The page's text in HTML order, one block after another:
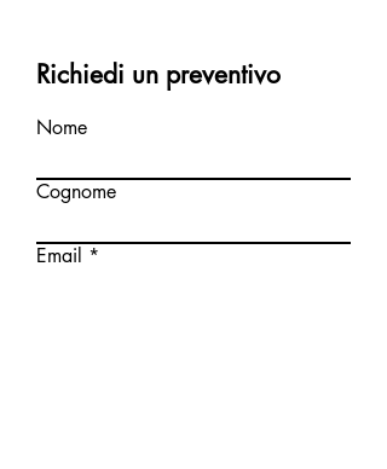
Richiedi un preventivo
Nome
Cognome
Email